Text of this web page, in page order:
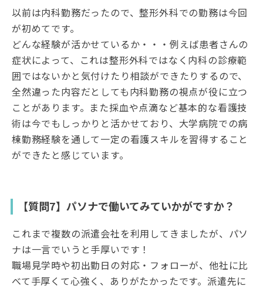
以前は内科勤務だったので、整形外科での勤務は今回
が初めてです。
どんな経験が活かせているか・・・例えば患者さんの
症状によって、これは整形外科ではなく内科の診療範
囲ではないかと気付けたり相談ができたりするので、
全然違った内容だとしても内科勤務の視点が役に立つ
ことがあります。また採血や点滴など基本的な看護技
術は今でもしっかりと活かせており、大学病院での病
棟勤務経験を通して一定の看護スキルを習得すること
ができたと感じています。
【質問7】パソナで働いてみていかがですか？
これまで複数の派遣会社を利用してきましたが、パソ
ナは一言でいうと手厚いです！
職場見学時や初出勤日の対応・フォローが、他社に比
べて手厚くて心強く、ありがたかったです。派遣先に